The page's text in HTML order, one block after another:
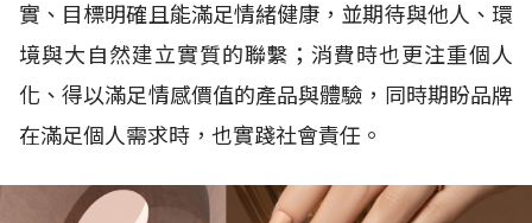
實、目標明確且能滿足情緒健康，並期待與他人、環
境與大自然建立實質的聯繫；消費時也更注重個人
化、得以滿足情感價值的產品與體驗，同時期盼品牌
在滿足個人需求時，也實踐社會責任。